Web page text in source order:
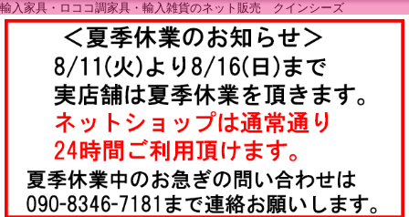
輸入家具・ロココ調家具・輸入雑貨のネット販売 クインシーズ